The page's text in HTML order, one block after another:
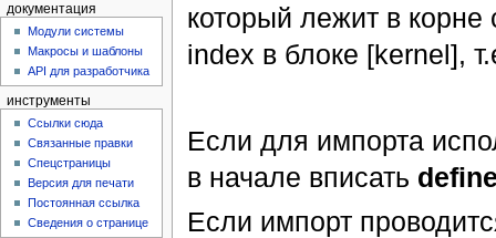
который лежит в
index в блоке [kernel],
Если для импорта
в начале вписать
Если импорт
документация
Модули системы
Макросы и шаблоны
API для разработчика
инструменты
Ссылки сюда
Связанные правки
Спецстраницы
Версия для печати
Постоянная ссылка
Сведения о странице